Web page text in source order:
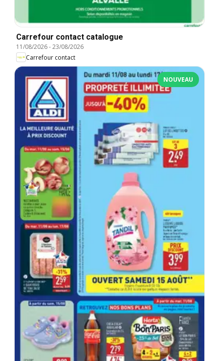
Carrefour contact catalogue
11/08/2026-23/08/2026
Carrefour contact
NOUVEAU